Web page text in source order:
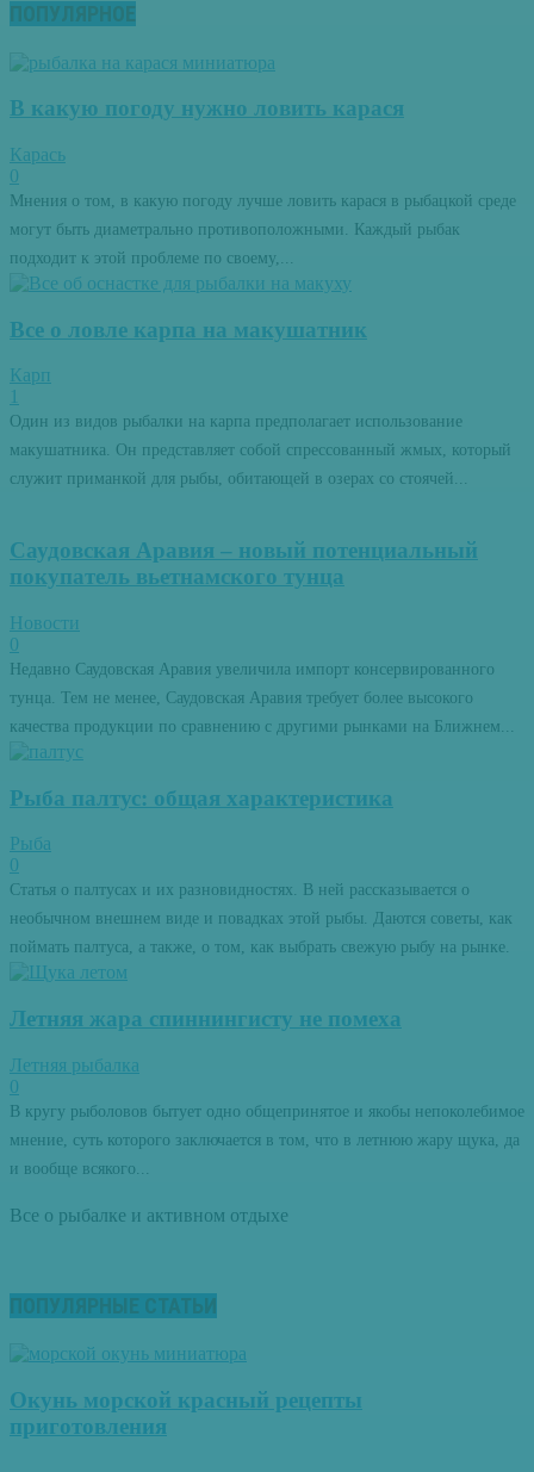
ПОПУЛЯРНОЕ
В какую погоду нужно ловить карася
Карась
0
Мнения о том, в какую погоду лучше ловить карася в рыбацкой среде
могут быть диаметрально противоположными. Каждый рыбак
подходит к этой проблеме по своему,...
Все о ловле карпа на макушатник
Карп
1
Один из видов рыбалки на карпа предполагает использование
макушатника. Он представляет собой спрессованный жмых, который
служит приманкой для рыбы, обитающей в озерах со стоячей...
Саудовская Аравия – новый потенциальный
покупатель вьетнамского тунца
Новости
0
Недавно Саудовская Аравия увеличила импорт консервированного
тунца. Тем не менее, Саудовская Аравия требует более высокого
качества продукции по сравнению с другими рынками на Ближнем...
Рыба палтус: общая характеристика
Рыба
0
Статья о палтусах и их разновидностях. В ней рассказывается о
необычном внешнем виде и повадках этой рыбы. Даются советы, как
поймать палтуса, а также, о том, как выбрать свежую рыбу на рынке.
Летняя жара спиннингисту не помеха
Летняя рыбалка
0
В кругу рыболовов бытует одно общепринятое и якобы непоколебимое
мнение, суть которого заключается в том, что в летнюю жару щука, да
и вообще всякого...
Все о рыбалке и активном отдыхе
ПОПУЛЯРНЫЕ СТАТЬИ
Окунь морской красный рецепты
приготовления